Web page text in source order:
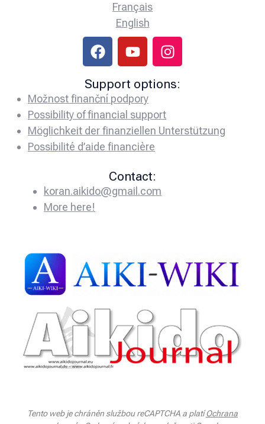
Français
English
Support options:
Možnost finanční podpory
Possibility of financial support
Möglichkeit der finanziellen Unterstützung
Possibilité d’aide financière
Contact:
koran.aikido@gmail.com
More here!
Tento web je chráněn službou reCAPTCHA a platíOchrana